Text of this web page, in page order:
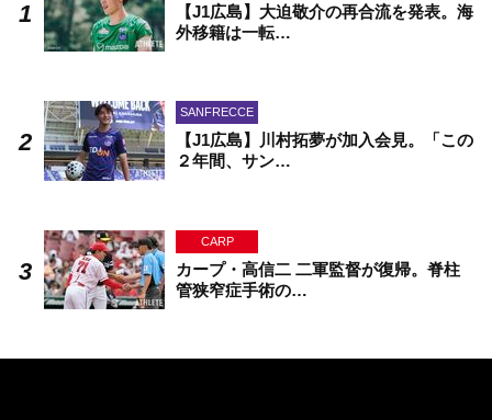
【J1広島】大迫敬介の再合流を発表。海
外移籍は一転…
SANFRECCE
【J1広島】川村拓夢が加入会見。「この
２年間、サン…
CARP
カープ・高信二 二軍監督が復帰。脊柱
管狭窄症手術の…